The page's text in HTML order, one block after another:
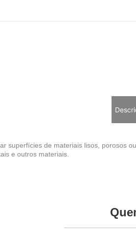
superfícies de materiais lisos, porosos
e outros materiais.